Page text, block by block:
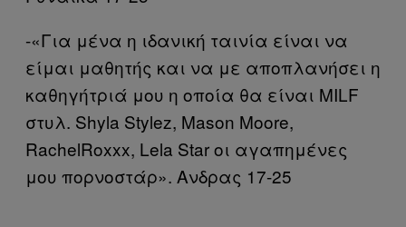
-«Για μένα η ιδανική ταινία είναι να
είμαι μαθητής και να με αποπλανήσει η
καθηγήτριά μου η οποία θα είναι MILF
στυλ. Shyla Stylez, Mason Moore,
RachelRoxxx, Lela Star οι αγαπημένες
μου πορνοστάρ». Ανδρας 17-25